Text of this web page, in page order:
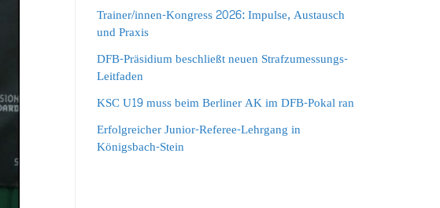
Trainer/innen-Kongress 2026: Impulse, Austausch
und Praxis
DFB-Präsidium beschließt neuen Strafzumessungs-
Leitfaden
KSC U19 muss beim Berliner AK im DFB-Pokal ran
Erfolgreicher Junior-Referee-Lehrgang in
Königsbach-Stein